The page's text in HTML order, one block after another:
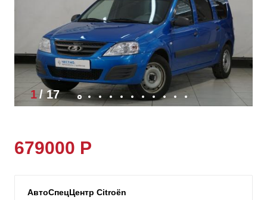
1/17
679000 Р
АвтоСпецЦентр Citroën